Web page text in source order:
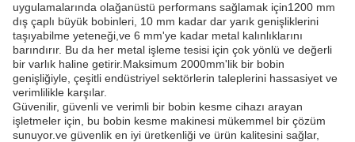
uygulamalarında olağanüstü performans sağlamak için1200 mm
dış çaplı büyük bobinleri, 10 mm kadar dar yarık genişliklerini
taşıyabilme yeteneği,ve 6 mm'ye kadar metal kalınlıklarını
barındırır. Bu da her metal işleme tesisi için çok yönlü ve değerli
bir varlık haline getirir.Maksimum 2000mm'lik bir bobin
genişliğiyle, çeşitli endüstriyel sektörlerin taleplerini hassasiyet ve
verimlilikle karşılar.
Güvenilir, güvenli ve verimli bir bobin kesme cihazı arayan
işletmeler için, bu bobin kesme makinesi mükemmel bir çözüm
sunuyor.ve güvenlik en iyi üretkenliği ve ürün kalitesini sağlar,